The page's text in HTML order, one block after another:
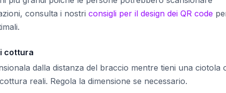
consulta i nostri consigli per il design dei QR code
cottura
dalla distanza del braccio mentre tieni una ciotola
reali. Regola la dimensione se necessario.